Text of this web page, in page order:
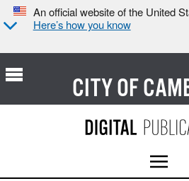
An official website of the United
Here’s how you know
CITY OF